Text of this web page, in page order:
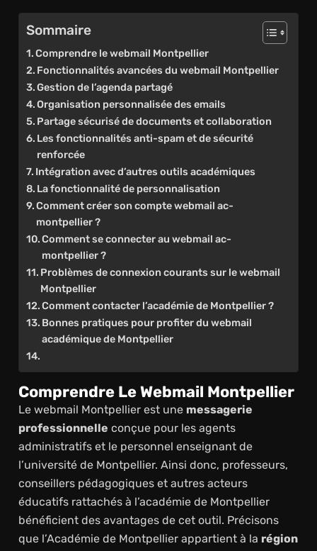
Sommaire
Comprendre le webmail Montpellier
Fonctionnalités avancées du webmail Montpellier
Gestion de l’agenda partagé
Organisation personnalisée des emails
Partage sécurisé de documents et collaboration
Les fonctionnalités anti-spam et de sécurité
renforcée
Intégration avec d’autres outils académiques
La fonctionnalité de personnalisation
Comment créer son compte webmail ac-
montpellier ?
Comment se connecter au webmail ac-
montpellier ?
Problèmes de connexion courants sur le webmail
Montpellier
Comment contacter l’académie de Montpellier ?
Bonnes pratiques pour profiter du webmail
académique de Montpellier
Comprendre Le Webmail Montpellier
Le webmail Montpellier est une messagerie
professionnelle conçue pour les agents
administratifs et le personnel enseignant de
l’université de Montpellier. Ainsi donc, professeurs,
conseillers pédagogiques et autres acteurs
éducatifs rattachés à l’académie de Montpellier
bénéficient des avantages de cet outil. Précisons
que l’Académie de Montpellier appartient à la région